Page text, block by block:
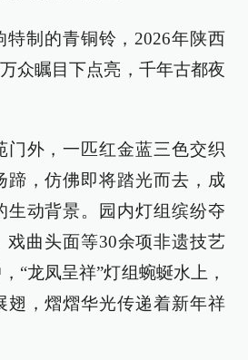
特制的青铜铃，2026年陕西
众瞩目下点亮，千年古都夜
门外，一匹红金蓝三色交织
蹄，仿佛即将踏光而去，成
生动背景。园内灯组缤纷夺
戏曲头面等30余项非遗技艺
“龙凤呈祥”灯组蜿蜒水上，
翅，熠熠华光传递着新年祥